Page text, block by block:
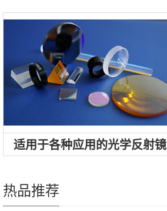
适用于各种应用的光学反射镜
热品推荐